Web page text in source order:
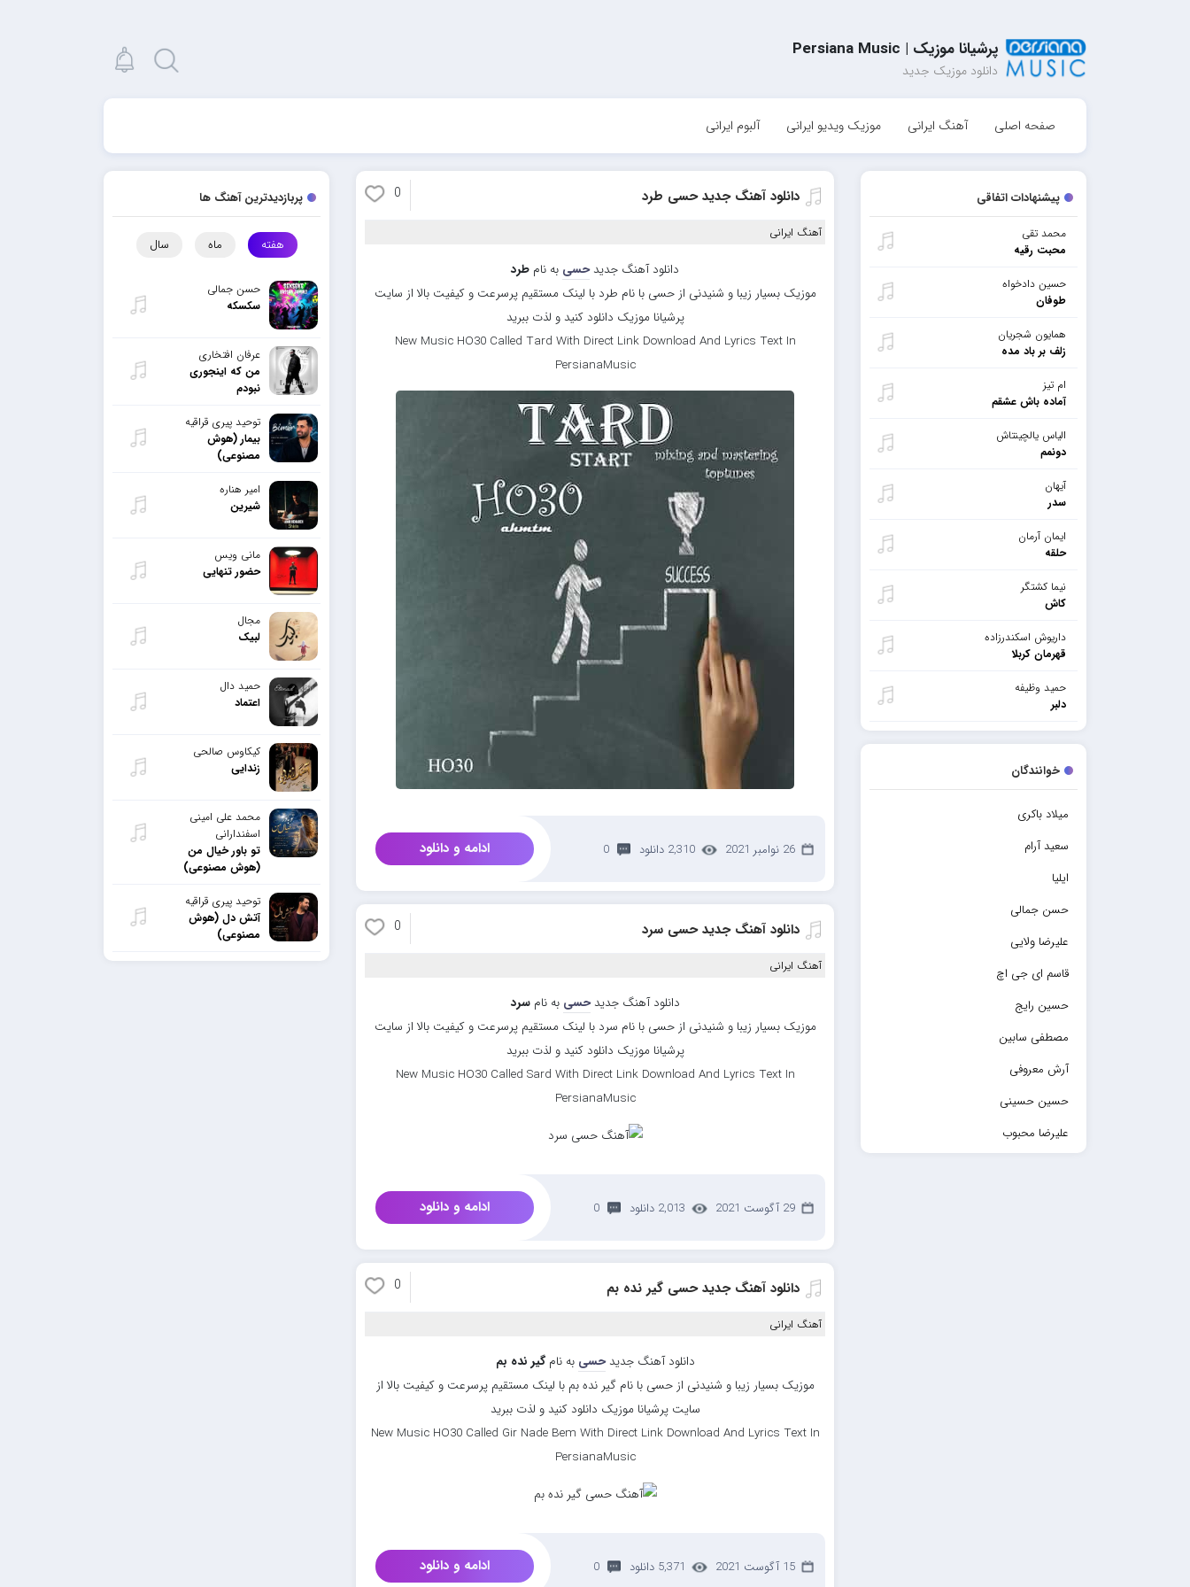
پرشیانا موزیک | Persiana Music
دانلود موزیک جدید
صفحه اصلی آهنگ ایرانی موزیک ویدیو ایرانی آلبوم ایرانی
پیشنهادات اتفاقی
محمد تقی
محبت رقیه
حسین دادخواه
طوفان
همایون شجریان
زلف بر باد مده
ام تیز
آماده باش عشقم
الیاس یالچینتاش
دونمم
آیهان
سدر
ایمان آرمان
حلقه
نیما کشتگر
کاش
داریوش اسکندرزاده
قهرمان کربلا
حمید وظیفه
دلبر
خوانندگان
میلاد باکری
سعید آرام
ایلیا
حسن جمالی
علیرضا ولایی
قاسم ای جی اچ
حسین رایج
مصطفی سابین
آرش معروفی
حسین حسینی
علیرضا محبوب
دانلود آهنگ جدید حسی طرد 0
آهنگ ایرانی
دانلود آهنگ جدیدحسی به نام طرد
موزیک بسیار زیبا و شنیدنی از حسی با نام طرد با لینک مستقیم پرسرعت و کیفیت بالا از سایت
پرشیانا موزیک دانلود کنید و لذت ببرید
New Music HO30 Called Tard With Direct Link Download And Lyrics Text In
PersianaMusic
26 نوامبر 2021 2,310 دانلود 0 ادامه و دانلود
دانلود آهنگ جدید حسی سرد 0
آهنگ ایرانی
دانلود آهنگ جدیدحسی به نامسرد
موزیک بسیار زیبا و شنیدنی از حسی با نام سرد با لینک مستقیم پرسرعت و کیفیت بالا از سایت
پرشیانا موزیک دانلود کنید و لذت ببرید
New Music HO30 Called Sard With Direct Link Download And Lyrics Text In
PersianaMusic
29 آگوست 2021 2,013 دانلود 0 ادامه و دانلود
دانلود آهنگ جدید حسی گیر نده بم 0
آهنگ ایرانی
دانلود آهنگ جدیدحسی به نامگیر نده بم
موزیک بسیار زیبا و شنیدنی از حسی با نام گیر نده بم با لینک مستقیم پرسرعت و کیفیت بالا از
سایت پرشیانا موزیک دانلود کنید و لذت ببرید
New Music HO30 Called Gir Nade Bem With Direct Link Download And Lyrics Text In
PersianaMusic
15 آگوست 2021 5,371 دانلود 0 ادامه و دانلود
پربازدیدترین آهنگ ها
هفته ماه سال
حسن جمالی
سکسکه
عرفان افتخاری
من که اینجوری
نبودم
توحید پیری قراقیه
بیمار (هوش
مصنوعی)
امیر هناره
شیرین
مانی ویس
حضور تنهایی
مجال
لبیک
حمید دال
اعتماد
کیکاوس صالحی
زندایی
محمد علی امینی
اسفندارانی
تو باور خیال من
(هوش مصنوعی)
توحید پیری قراقیه
آتش دل (هوش
مصنوعی)